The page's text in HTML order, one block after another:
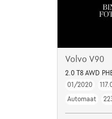
Volvo V90
2.0 T8 AWD
01/2020
Automaat